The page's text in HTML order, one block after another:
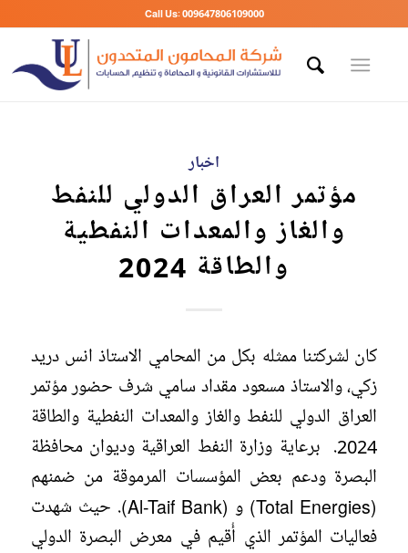
Call Us: 009647806109000
اخبار
مؤتمر العراق الدولي للنفط
والغاز والمعدات النفطية
والطاقة 2024
كان لشركتنا ممثله بكل من المحامي الاستاذ انس دريد
زكي، والاستاذ مسعود مقداد سامي شرف حضور مؤتمر
العراق الدولي للنفط والغاز والمعدات النفطية والطاقة
2024. برعاية وزارة النفط العراقية وديوان محافظة
البصرة ودعم بعض المؤسسات المرموقة من ضمنهم
(Total Energies) و (Al-Taif Bank). حيث شهدت
فعاليات المؤتمر الذي أُقيم في معرض البصرة الدولي